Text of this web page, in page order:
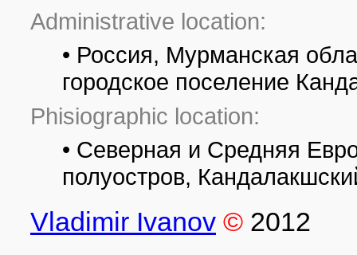
Administrative location:
• Россия, Мурманская
городское поселение
Phisiographic location:
• Северная и Средняя
полуостров,
Vladimir Ivanov © 2012